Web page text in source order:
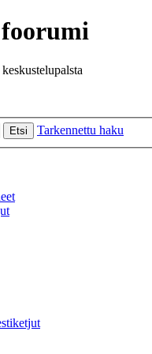
Etsi Tarkennettu haku